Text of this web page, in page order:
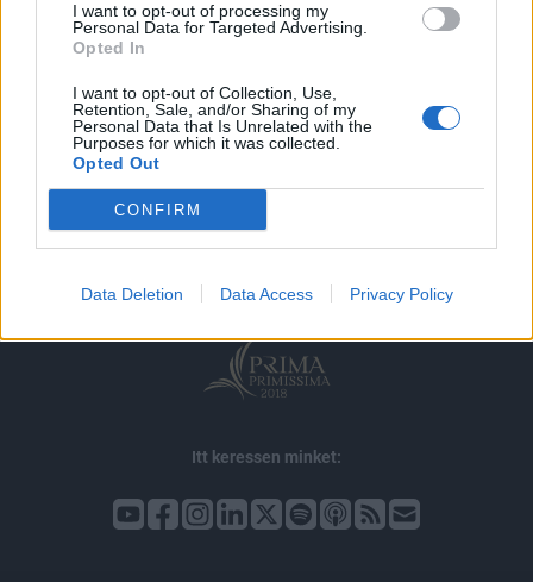
I want to opt-out of processing my
Personal Data for Targeted Advertising.
Opted In
I want to opt-out of Collection, Use,
Retention, Sale, and/or Sharing of my
Personal Data that Is Unrelated with the
Purposes for which it was collected.
Opted Out
CONFIRM
Data Deletion Data Access Privacy Policy
impresszum
jogi nyilatkozat
adatvédelem
szerzői jogok médiaajánlat
karrier
kommentkezelés
ÁSZF
Itt keressen minket: